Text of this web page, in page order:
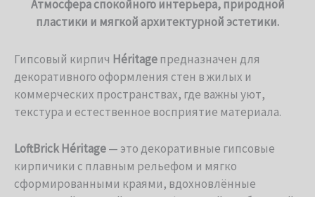
Атмосфера спокойного интерьера, природной
пластики и мягкой архитектурной эстетики.
Гипсовый кирпич Héritageпредназначен для
декоративного оформления стен в жилых и
коммерческих пространствах, где важны уют,
текстура и естественное восприятие материала.
LoftBrick Héritage— это декоративные гипсовые
кирпичики с плавным рельефом и мягко
сформированными краями, вдохновлённые